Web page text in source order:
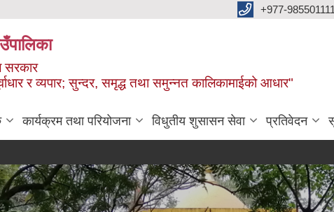
+977-
सरकार
र व्यपार; सुन्दर, समृद्ध तथा समुन्नत कालिकामाईको आधार"
कार्यक्रम तथा परियोजना विधुतीय शुसासन सेवा प्रतिवेदन